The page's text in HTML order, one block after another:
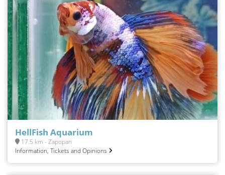
HellFish Aquarium
17.5 km - Zapopan
Information, Tickets and Opinions